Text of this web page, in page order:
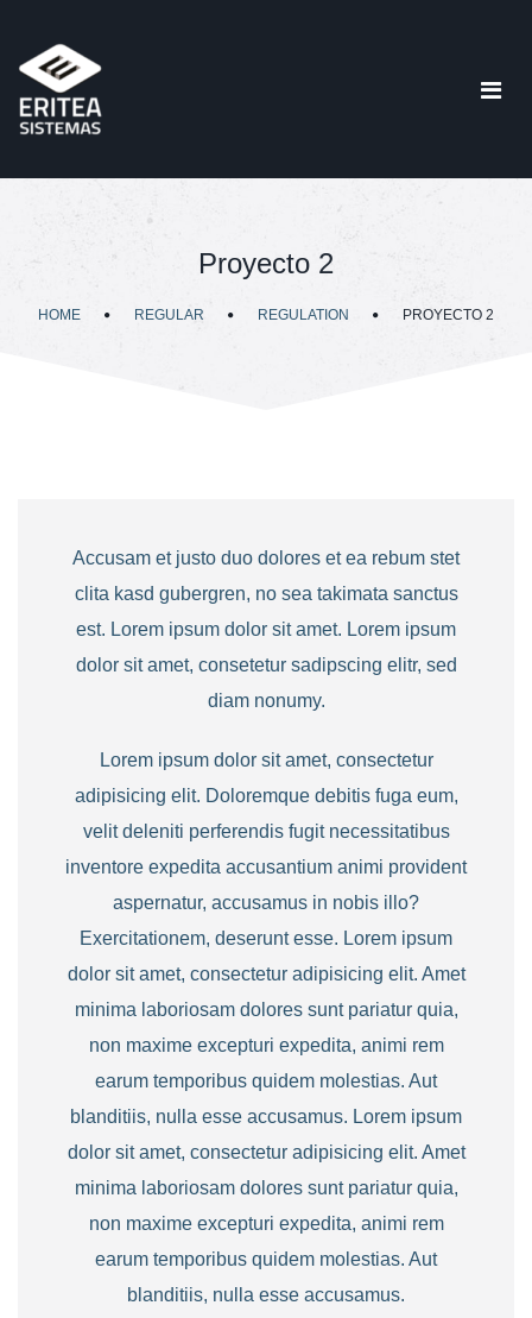
Proyecto 2
HOME REGULAR REGULATION PROYECTO 2
Accusam et justo duo dolores et ea rebum stet
clita kasd gubergren, no sea takimata sanctus
est. Lorem ipsum dolor sit amet. Lorem ipsum
dolor sit amet, consetetur sadipscing elitr, sed
diam nonumy.
Lorem ipsum dolor sit amet, consectetur
adipisicing elit. Doloremque debitis fuga eum,
velit deleniti perferendis fugit necessitatibus
inventore expedita accusantium animi provident
aspernatur, accusamus in nobis illo?
Exercitationem, deserunt esse. Lorem ipsum
dolor sit amet, consectetur adipisicing elit. Amet
minima laboriosam dolores sunt pariatur quia,
non maxime excepturi expedita, animi rem
earum temporibus quidem molestias. Aut
blanditiis, nulla esse accusamus. Lorem ipsum
dolor sit amet, consectetur adipisicing elit. Amet
minima laboriosam dolores sunt pariatur quia,
non maxime excepturi expedita, animi rem
earum temporibus quidem molestias. Aut
blanditiis, nulla esse accusamus.